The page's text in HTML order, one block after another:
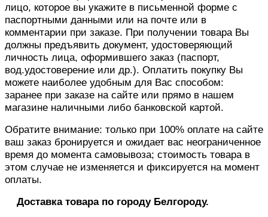
лицо, которое вы укажите в письменной форме с
паспортными данными или на почте или в
комментарии при заказе. При получении товара Вы
должны предъявить документ, удостоверяющий
личность лица, оформившего заказ (паспорт,
вод.удостоверение или др.). Оплатить покупку Вы
можете наиболее удобным для Вас способом:
заранее при заказе на сайте или прямо в нашем
магазине наличными либо банковской картой.
Обратите внимание: только при 100% оплате на сайте
ваш заказ бронируется и ожидает вас неограниченное
время до момента самовывоза; стоимость товара в
этом случае не изменяется и фиксируется на момент
оплаты.
Доставка товара по городу Белгороду.